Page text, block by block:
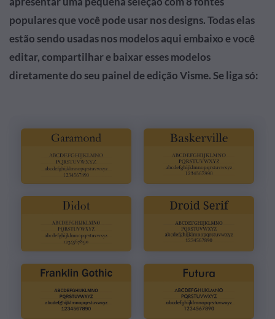
populares que você pode usar nos designs. Todas elas
estão sendo usadas nos modelos aqui embaixo e você
editar, compartilhar e baixar esses modelos
diretamente do seu painel de edição Visme. Se liga só: